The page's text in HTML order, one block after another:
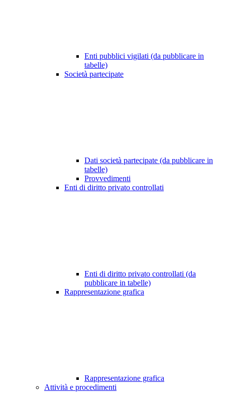
Enti pubblici vigilati (da pubblicare in
tabelle)
Società partecipate
Dati società partecipate (da pubblicare in
tabelle)
Provvedimenti
Enti di diritto privato controllati
Enti di diritto privato controllati (da
pubblicare in tabelle)
Rappresentazione grafica
Rappresentazione grafica
Attività e procedimenti